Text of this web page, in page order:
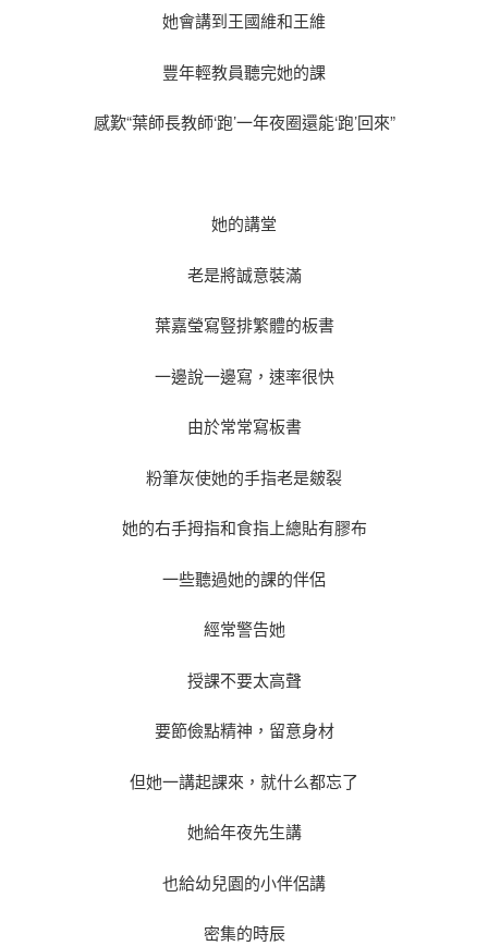
她會講到王國維和王維
豐年輕教員聽完她的課
感歎“葉師長教師‘跑’一年夜圈還能‘跑’回來”
她的講堂
老是將誠意裝滿
葉嘉瑩寫豎排繁體的板書
一邊說一邊寫，速率很快
由於常常寫板書
粉筆灰使她的手指老是皴裂
她的右手拇指和食指上總貼有膠布
一些聽過她的課的伴侶
經常警告她
授課不要太高聲
要節儉點精神，留意身材
但她一講起課來，就什么都忘了
她給年夜先生講
也給幼兒園的小伴侶講
密集的時辰